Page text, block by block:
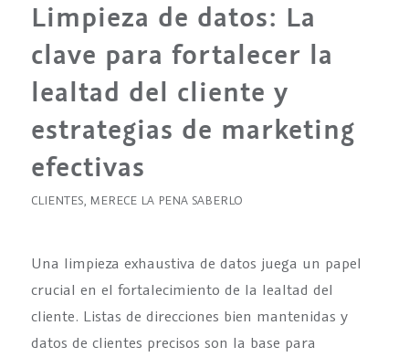
Limpieza de datos: La
clave para fortalecer la
lealtad del cliente y
estrategias de marketing
efectivas
CLIENTES, MERECE LA PENA SABERLO
Una limpieza exhaustiva de datos juega un papel
crucial en el fortalecimiento de la lealtad del
cliente. Listas de direcciones bien mantenidas y
datos de clientes precisos son la base para